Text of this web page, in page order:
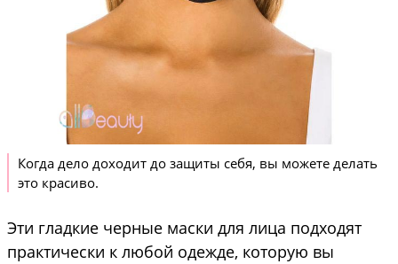
Когда дело доходит до защиты себя, вы можете делать
это красиво.
Эти гладкие черные маски для лица подходят
практически к любой одежде, которую вы